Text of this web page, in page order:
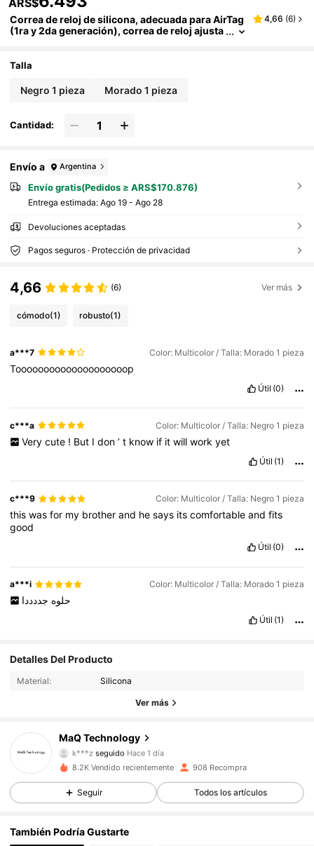
ARS$
Correa de reloj de silicona, adecuada para AirTag
(1ra y 2da generación), correa de reloj ajusta
4,66 (6)
Talla
Negro 1 pieza Morado 1 pieza
Cantidad:
Envío a Argentina
Envío gratis(Pedidos ≥ ARS$170.876)
Entrega estimada: Ago 19 - Ago 28
Devoluciones aceptadas
Pagos seguros · Protección de privacidad
4,66 (6) Ver más
cómodo(1) robusto(1)
a***7 Color: Multicolor / Talla: Morado 1 pieza
Toooooooooooooooooooop
Útil (0)
c***a Color: Multicolor / Talla: Negro 1 pieza
Very cute ! But I don ’ t know if it will work yet
Útil (1)
c***9 Color: Multicolor / Talla: Negro 1 pieza
thiswasfor my brotherand hesays itscomfortableandfits
good
Útil (0)
a***i Color: Multicolor / Talla: Morado 1 pieza
حلوه جددددا
Útil (1)
Detalles Del Producto
Material: Silicona
Ver más
MaQ Technology
4,87 100 Seguidores
k***z seguido Hace 1 día
4,87
100 Seguidores
100 Seguidores
4,87 100 Seguidores
8.2K Vendido recientemente 908 Recompra
Seguir Todos los artículos
También Podría Gustarte